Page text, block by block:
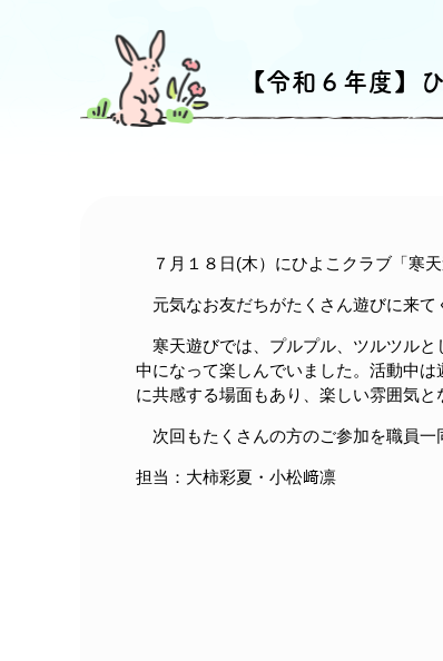
【令和６年度】
７月１８日(木）にひよこクラブ「寒
元気なお友だちがたくさん遊びに来て
寒天遊びでは、プルプル、ツルツルと
中になって楽しんでいました。活動中
に共感する場面もあり、楽しい雰囲気と
次回もたくさんの方のご参加を職員一
担当：大柿彩夏・小松﨑凛